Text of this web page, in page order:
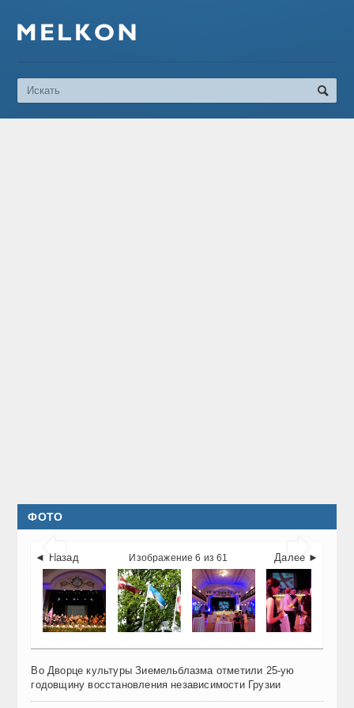
ФОТО
 
◄ Назад Далее ►
Изображение 6 из 61
Во Дворце культуры Зиемельблазма отметили 25-ую
годовщину восстановления независимости Грузии